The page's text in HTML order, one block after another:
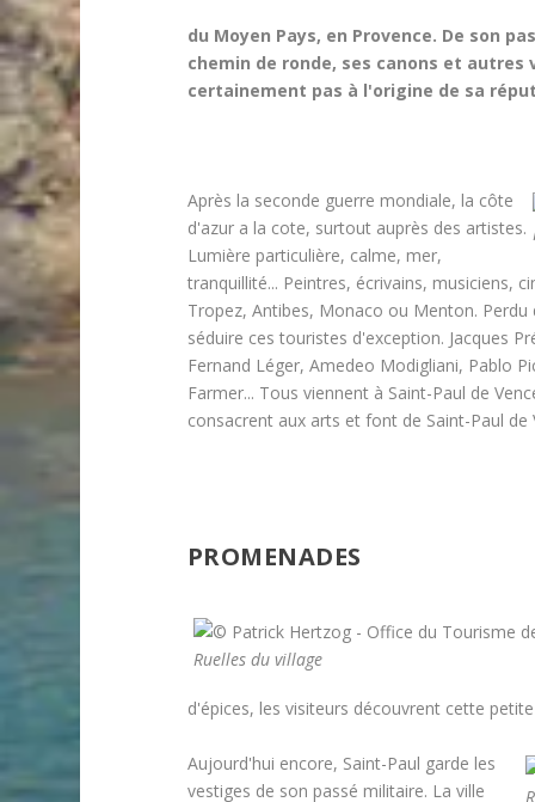
du Moyen Pays, en Provence. De son
chemin de ronde, ses canons et
certainement pas à l'origine de sa
Après la seconde guerre mondiale, la côte
d'azur a la cote, surtout auprès des artistes.
Lumière particulière, calme, mer,
tranquillité... Peintres, écrivains, musiciens,
Tropez, Antibes, Monaco ou Menton.
séduire ces touristes d'exception. Jacques
Fernand Léger, Amedeo Modigliani, Pablo
Farmer... Tous viennent à Saint-Paul de
consacrent aux arts et font de Saint-Paul de
PROMENADES
Ruelles du village
d'épices, les visiteurs découvrent cette
Aujourd'hui encore, Saint-Paul garde les
vestiges de son passé militaire. La ville